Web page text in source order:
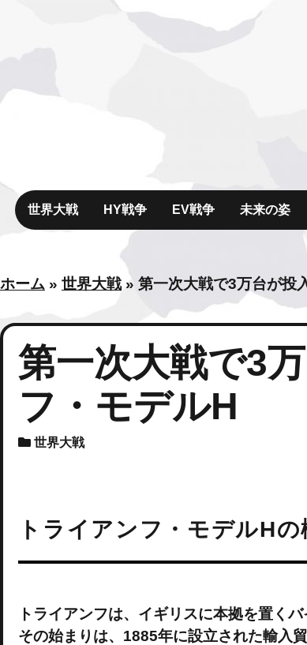
世界大戦 HY戦争 EV戦争 未来の姿
ホーム » 世界大戦 » 第一次大戦で3万台が投
第一次大戦で3
フ・モデルH
世界大戦
トライアンフ・モデルH
トライアンフは、イギリスに本拠を置くバ
その始まりは、1885年に設立された輸入